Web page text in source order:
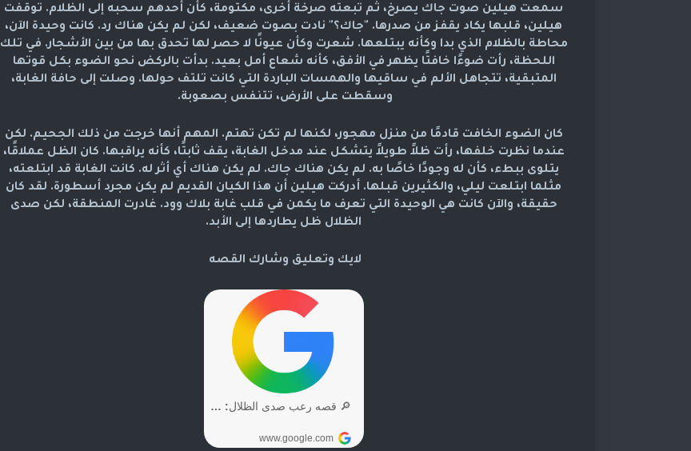
سمعت هيلين صوت جاك يصرخ، ثم تبعته صرخة أخرى، مكتومة، كأن أحدهم سحبه إلى الظلام. توقفت
هيلين، قلبها يكاد يقفز من صدرها. "جاك؟" نادت بصوت ضعيف، لكن لم يكن هناك رد. كانت وحيدة الآن،
محاطة بالظلام الذي بدا وكأنه يبتلعها. شعرت وكأن عيونًا لا حصر لها تحدق بها من بين الأشجار. في تلك
اللحظة، رأت ضوءًا خافتًا يظهر في الأفق، كأنه شعاع أمل بعيد. بدأت بالركض نحو الضوء بكل قوتها
المتبقية، تتجاهل الألم في ساقيها والهمسات الباردة التي كانت تلتف حولها. وصلت إلى حافة الغابة،
وسقطت على الأرض، تتنفس بصعوبة.
كان الضوء الخافت قادمًا من منزل مهجور، لكنها لم تكن تهتم. المهم أنها خرجت من ذلك الجحيم. لكن
عندما نظرت خلفها، رأت ظلاً طويلاً يتشكل عند مدخل الغابة، يقف ثابتًا، كأنه يراقبها. كان الظل عملاقًا،
يتلوى ببطء، كأن له وجودًا خاصًا به. لم يكن هناك جاك. لم يكن هناك أي أثر له. كانت الغابة قد ابتلعته،
مثلما ابتلعت ليلي، والكثيرين قبلها. أدركت هيلين أن هذا الكيان القديم لم يكن مجرد أسطورة. لقد كان
حقيقة، والآن كانت هي الوحيدة التي تعرف ما يكمن في قلب غابة بلاك وود. غادرت المنطقة، لكن صدى
الظلال ظل يطاردها إلى الأبد.
لايك وتعليق وشارك القصه